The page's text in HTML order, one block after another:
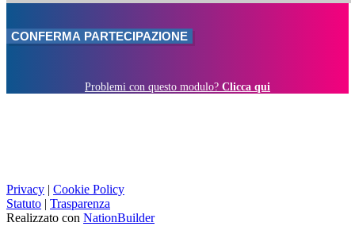
Problemi con questo modulo? Clicca qui
Privacy | Cookie Policy
Statuto | Trasparenza
Realizzato con NationBuilder